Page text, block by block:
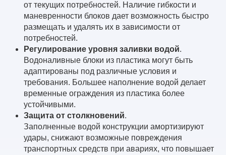
от текущих потребностей. Наличие гибкости и
маневренности блоков дает возможность быстро
размещать и удалять их в зависимости от
потребностей.
Регулирование уровня заливки водой.
Водоналивные блоки из пластика могут быть
адаптированы под различные условия и
требования. Большее наполнение водой делает
временные ограждения из пластика более
устойчивыми.
Защита от столкновений.
Заполненные водой конструкции амортизируют
удары, снижают возможные повреждения
транспортных средств при авариях, что повышает